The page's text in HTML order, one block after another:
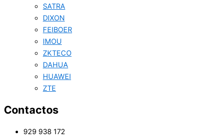
SATRA
DIXON
FEIBOER
IMOU
ZKTECO
DAHUA
HUAWEI
ZTE
Contactos
929 938 172